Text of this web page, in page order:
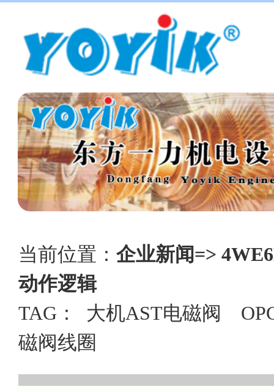
当前位置： 企业新闻=>
动作逻辑
TAG： 大机AST电磁阀
磁阀线圈